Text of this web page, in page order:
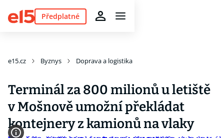
Předplatné
e15.cz Byznys Doprava a logistika
Terminál za 800 milionů u letiště
v Mošnově umožní překládat
kontejnery z kamionů na vlaky